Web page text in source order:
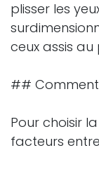
plisser les
ceux assis
##
Pour choisir
facteurs